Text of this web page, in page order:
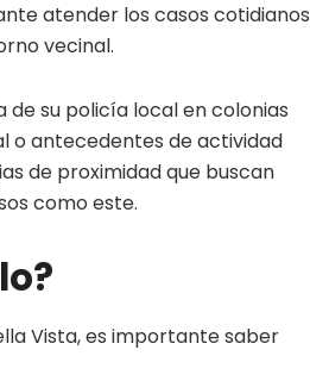
atender los casos cotidianos
vecinal.
de su policía local en colonias
o antecedentes de actividad
de proximidad que buscan
como este.
Vista, es importante saber